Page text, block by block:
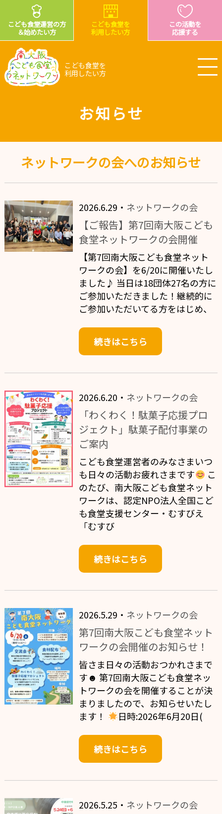
こども食堂運営の方
＆始めたい方
こども食堂を
利用したい方
この活動を
応援する
こども食堂を
利用したい方
お知らせ
ネットワークの会へのお知らせ
2026.6.29・ ネットワークの会
【ご報告】第7回南大阪こども
食堂ネットワークの会開催
【第7回南大阪こども食堂ネット
ワークの会】を6/20に開催いたし
ました♪ 当日は18団体27名の方に
ご参加いただきました！継続的に
ご参加いただいてる方をはじめ、
続きはこちら
2026.6.20・ ネットワークの会
「わくわく！駄菓子応援プロ
ジェクト」駄菓子配付事業の
ご案内
こども食堂運営者のみなさまいつ
も日々の活動お疲れさまです
こ
のたび、南大阪こども食堂ネット
ワークは、認定NPO法人全国こど
も食堂支援センター・むすびえ
「むすび
続きはこちら
2026.5.29・ ネットワークの会
第7回南大阪こども食堂ネット
ワークの会開催のお知らせ！
皆さま日々の活動おつかれさまで
す☻ 第7回南大阪こども食堂ネッ
トワークの会を開催することが決
まりましたので、お知らせいたし
ます！
日時:2026年6月20日(
続きはこちら
2026.5.25・ ネットワークの会